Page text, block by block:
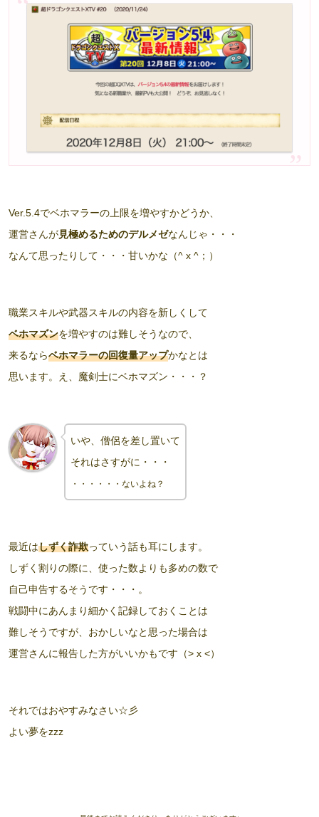
Ver.5.4でベホマラーの上限を増やすかどうか、
運営さんが見極めるためのデルメゼなんじゃ・・・
なんて思ったりして・・・甘いかな（^ x ^；）
職業スキルや武器スキルの内容を新しくして
ベホマズンを増やすのは難しそうなので、
来るならベホマラーの回復量アップかなとは
思います。え、魔剣士にベホマズン・・・？
いや、僧侶を差し置いて
それはさすがに・・・
・・・・・・ないよね？
最近はしずく詐欺っていう話も耳にします。
しずく割りの際に、使った数よりも多めの数で
自己申告するそうです・・・。
戦闘中にあんまり細かく記録しておくことは
難しそうですが、おかしいなと思った場合は
運営さんに報告した方がいいかもです（> x <）
それではおやすみなさい☆彡
よい夢をzzz